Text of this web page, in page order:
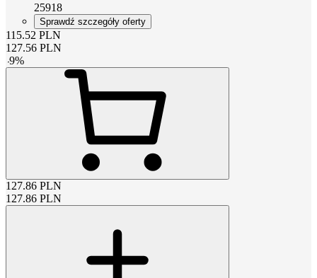
25918
Sprawdź szczegóły oferty
115.52 PLN
127.56 PLN
-9%
127.86 PLN
127.86 PLN